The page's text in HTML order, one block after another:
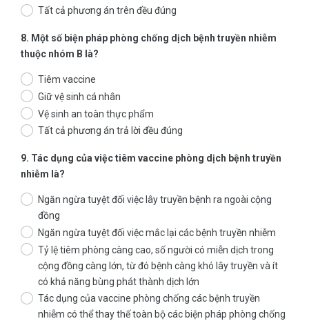
Tất cả phương án trên đều đúng
8. Một số biện pháp phòng chống dịch bệnh truyền nhiễm
thuộc nhóm B là?
Tiêm vaccine
Giữ vệ sinh cá nhân
Vệ sinh an toàn thực phẩm
Tất cả phương án trả lời đều đúng
9. Tác dụng của việc tiêm vaccine phòng dịch bệnh truyền
nhiễm là?
Ngăn ngừa tuyệt đối việc lây truyền bệnh ra ngoài cộng
đồng
Ngăn ngừa tuyệt đối việc mắc lại các bệnh truyền nhiễm
Tỷ lệ tiêm phòng càng cao, số người có miễn dịch trong
cộng đồng càng lớn, từ đó bệnh càng khó lây truyền và ít
có khả năng bùng phát thành dịch lớn
Tác dụng của vaccine phòng chống các bệnh truyền
nhiễm có thể thay thế toàn bộ các biện pháp phòng chống